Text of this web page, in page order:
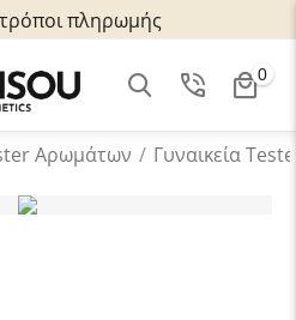
πληρωμής
0
Aρωμάτων / Γυναικεία